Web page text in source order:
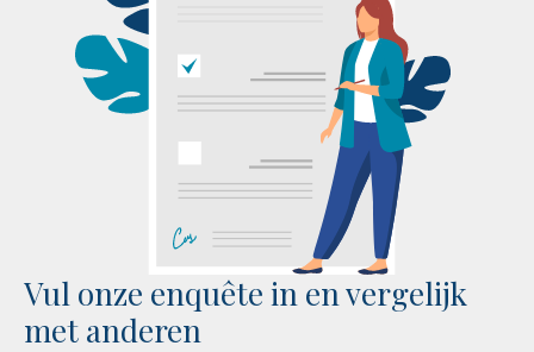
Vul onze enquête in en vergelijk
met anderen